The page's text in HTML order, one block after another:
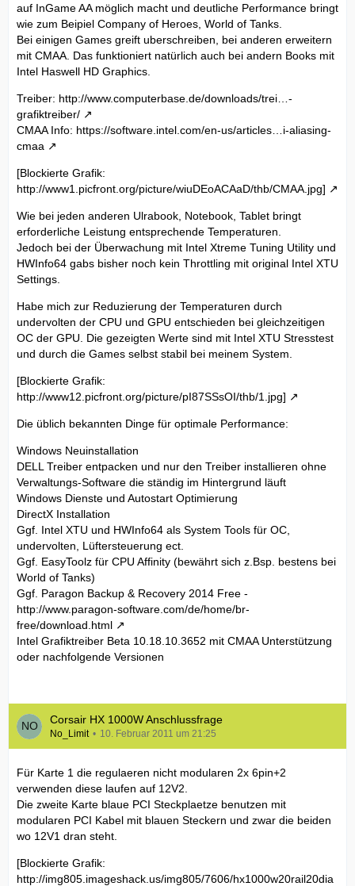
auf InGame AA möglich macht und deutliche Performance bringt
wie zum Beipiel Company of Heroes, World of Tanks.
Bei einigen Games greift uberschreiben, bei anderen erweitern
mit CMAA. Das funktioniert natürlich auch bei andern Books mit
Intel Haswell HD Graphics.
Treiber: http://www.computerbase.de/downloads/trei…-
grafiktreiber/
CMAA Info: https://software.intel.com/en-us/articles…i-aliasing-
cmaa
[Blockierte Grafik:
http://www1.picfront.org/picture/wiuDEoACAaD/thb/CMAA.jpg]
Wie bei jeden anderen Ulrabook, Notebook, Tablet bringt
erforderliche Leistung entsprechende Temperaturen.
Jedoch bei der Überwachung mit Intel Xtreme Tuning Utility und
HWInfo64 gabs bisher noch kein Throttling mit original Intel XTU
Settings.
Habe mich zur Reduzierung der Temperaturen durch
undervolten der CPU und GPU entschieden bei gleichzeitigen
OC der GPU. Die gezeigten Werte sind mit Intel XTU Stresstest
und durch die Games selbst stabil bei meinem System.
[Blockierte Grafik:
http://www12.picfront.org/picture/pI87SSsOI/thb/1.jpg]
Die üblich bekannten Dinge für optimale Performance:
Windows Neuinstallation
DELL Treiber entpacken und nur den Treiber installieren ohne
Verwaltungs-Software die ständig im Hintergrund läuft
Windows Dienste und Autostart Optimierung
DirectX Installation
Ggf. Intel XTU und HWInfo64 als System Tools für OC,
undervolten, Lüftersteuerung ect.
Ggf. EasyToolz für CPU Affinity (bewährt sich z.Bsp. bestens bei
World of Tanks)
Ggf. Paragon Backup & Recovery 2014 Free -
http://www.paragon-software.com/de/home/br-
free/download.html
Intel Grafiktreiber Beta 10.18.10.3652 mit CMAA Unterstützung
oder nachfolgende Versionen
Corsair HX 1000W Anschlussfrage
No_Limit 10. Februar 2011 um 21:25
Für Karte 1 die regulaeren nicht modularen 2x 6pin+2
verwenden diese laufen auf 12V2.
Die zweite Karte blaue PCI Steckplaetze benutzen mit
modularen PCI Kabel mit blauen Steckern und zwar die beiden
wo 12V1 dran steht.
[Blockierte Grafik:
http://img805.imageshack.us/img805/7606/hx1000w20rail20dia